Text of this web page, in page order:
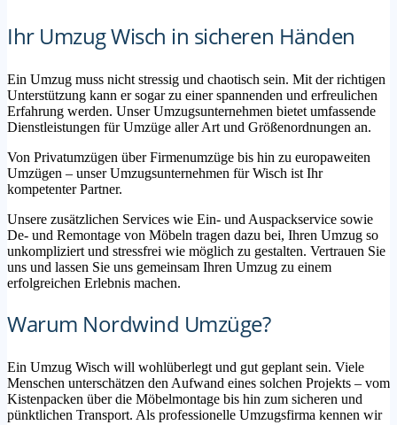
Ihr Umzug Wisch in sicheren Händen
Ein Umzug muss nicht stressig und chaotisch sein. Mit der richtigen
Unterstützung kann er sogar zu einer spannenden und erfreulichen
Erfahrung werden. Unser Umzugsunternehmen bietet umfassende
Dienstleistungen für Umzüge aller Art und Größenordnungen an.
Von Privatumzügen über Firmenumzüge bis hin zu europaweiten
Umzügen – unser Umzugsunternehmen für Wisch ist Ihr
kompetenter Partner.
Unsere zusätzlichen Services wie Ein- und Auspackservice sowie
De- und Remontage von Möbeln tragen dazu bei, Ihren Umzug so
unkompliziert und stressfrei wie möglich zu gestalten. Vertrauen Sie
uns und lassen Sie uns gemeinsam Ihren Umzug zu einem
erfolgreichen Erlebnis machen.
Warum Nordwind Umzüge?
Ein Umzug Wisch will wohlüberlegt und gut geplant sein. Viele
Menschen unterschätzen den Aufwand eines solchen Projekts – vom
Kistenpacken über die Möbelmontage bis hin zum sicheren und
pünktlichen Transport. Als professionelle Umzugsfirma kennen wir